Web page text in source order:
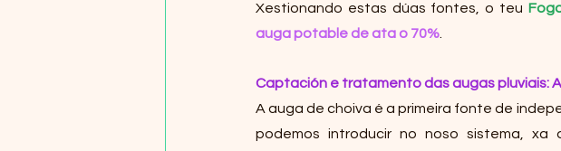
Xestionando estas dúas fontes, o teu
auga potable de ata o 70%
Captación e tratamento das augas pluviais:
A auga de choiva é a primeira fonte de
podemos introducir no noso sistema, xa